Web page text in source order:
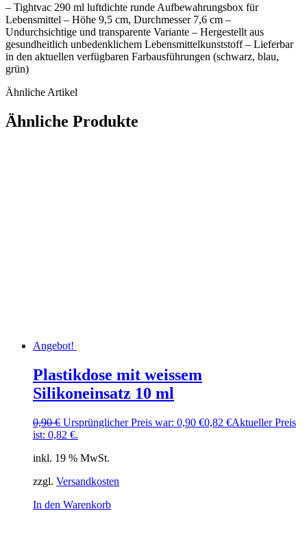
– Tightvac 290 ml luftdichte runde Aufbewahrungsbox für
Lebensmittel – Höhe 9,5 cm, Durchmesser 7,6 cm –
Undurchsichtige und transparente Variante – Hergestellt aus
gesundheitlich unbedenklichem Lebensmittelkunststoff – Lieferbar
in den aktuellen verfügbaren Farbausführungen (schwarz, blau,
grün)
Ähnliche Artikel
Ähnliche Produkte
Angebot!
Plastikdose mit weissem
Silikoneinsatz 10 ml
0,90€ Ursprünglicher Preis war: 0,90 €0,82 €Aktueller Preis
ist: 0,82 €.
inkl. 19 % MwSt.
zzgl. Versandkosten
In den Warenkorb